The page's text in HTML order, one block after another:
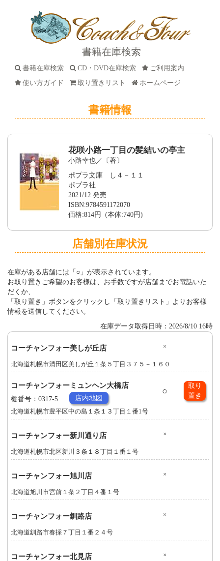
書籍在庫検索
書籍在庫検索 CD・DVD在庫検索
ご利用案内
使い方ガイド
取り置きリスト ホームページ
書籍情報
花咲小路一丁目の髪結いの亭主
小路幸也／〔著〕
ポプラ文庫 し４－１１
ポプラ社
2021/12 発売
ISBN:9784591172070
価格:814円 (本体:740円)
店舗別在庫状況
在庫がある店舗には「○」が表示されています。
お取り置きご希望のお客様は、お手数ですが店舗までお電話いた
だくか、
「取り置き」ボタンをクリックし「取り置きリスト」よりお客様
情報を送信してください。
在庫データ取得日時：2026/8/10 16時
コーチャンフォー美しが丘店 ×
北海道札幌市清田区美しが丘１条５丁目３７５－１６０
コーチャンフォーミュンヘン大橋店
○
取り
置き
棚番号：0317-5 店内地図
北海道札幌市豊平区中の島１条１３丁目１番1号
コーチャンフォー新川通り店 ×
北海道札幌市北区新川３条１８丁目１番１号
コーチャンフォー旭川店 ×
北海道旭川市宮前１条２丁目４番１号
コーチャンフォー釧路店 ×
北海道釧路市春採７丁目１番２４号
コーチャンフォー北見店 ×